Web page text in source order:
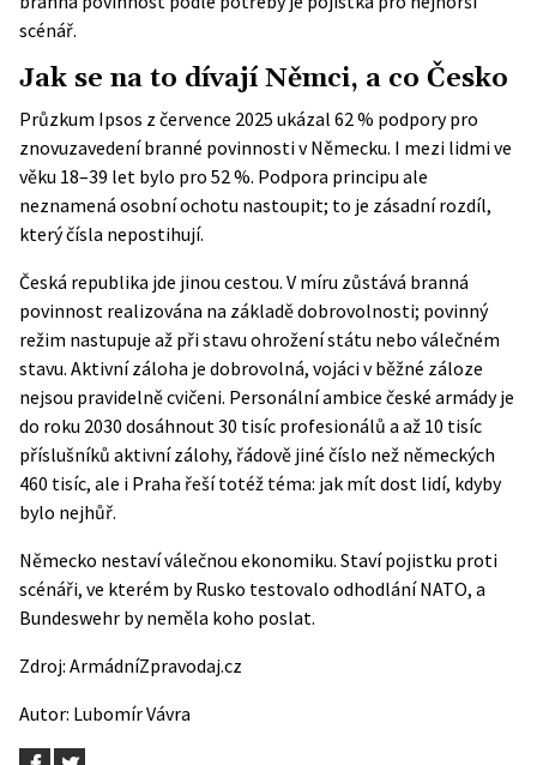
scénář.
Jak se na to dívají Němci, a co Česko
Průzkum Ipsos z července 2025 ukázal 62 % podpory pro
znovuzavedení branné povinnosti v Německu. I mezi lidmi ve
věku 18–39 let bylo pro 52 %. Podpora principu ale
neznamená osobní ochotu nastoupit; to je zásadní rozdíl,
který čísla nepostihují.
Česká republika jde jinou cestou. V míru zůstává branná
povinnost realizována na základě dobrovolnosti; povinný
režim nastupuje až při stavu ohrožení státu nebo válečném
stavu. Aktivní záloha je dobrovolná, vojáci v běžné záloze
nejsou pravidelně cvičeni. Personální ambice české armády je
do roku 2030 dosáhnout 30 tisíc profesionálů a až 10 tisíc
příslušníků aktivní zálohy, řádově jiné číslo než německých
460 tisíc, ale i Praha řeší totéž téma: jak mít dost lidí, kdyby
bylo nejhůř.
Německo nestaví válečnou ekonomiku. Staví pojistku proti
scénáři, ve kterém by Rusko testovalo odhodlání NATO, a
Bundeswehr by neměla koho poslat.
Zdroj: ArmádníZpravodaj.cz
Autor: Lubomír Vávra